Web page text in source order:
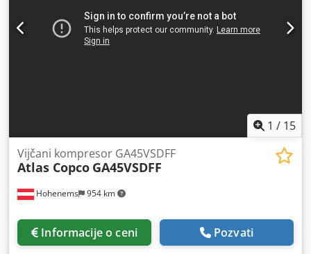
1 / 15
Hohenems 954 km
Vijčani kompresor GA45VSDFF
Atlas Copco GA45VSDFF
Informacije o ceni Pozvati